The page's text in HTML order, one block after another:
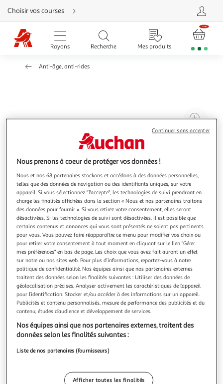
Aller
directement
au
contenu
Aller
directement
Aller
la
Choisir vos courses
Rayons Recherche Mes produits
Anti-âge, anti-rides
COSMIA MEN
Crème anti-âge jour et nuit
150ml
Vous voulez connaître le prix de ce produit ?
Afficher le prix
Nous prenons à coeur de protéger vos données !
Nous et nos 68 partenaires stockons et accédons à des données personnelles,
telles que des données de navigation ou des identifiants uniques, sur votre
appareil. Si vous sélectionnez "J'accepte", les technologies de suivi prendront en
charge les finalités affichées dans la section « Nous et nos partenaires traitons
des données pour fournir ». Si vous retirez votre consentement, elles seront
désactivées. Si les technologies de suivi sont désactivées, il est possible que
certains contenus et annonces qui vous sont présentés ne soient pas pertinents
pour vous. Vous pouvez faire réapparaître ce menu pour modifier vos choix ou
pour retirer votre consentement à tout moment en cliquant sur le lien "Gérer
mes préférences" en bas de page. Les choix que vous avez fait auront un effet
sur notre ou nos sites web. Pour plus d’informations, reportez-vous à notre
politique de confidentialité. Nos équipes ainsi que nos partenaires externes
traitent des données selon les finalités suivantes : Utiliser des données de
géolocalisation précises. Analyser activement les caractéristiques de l’appareil
pour l’identification. Stocker et/ou accéder à des informations sur un appareil.
Publicités et contenu personnalisés, mesure de performance des publicités et du
contenu, études d’audience et développement de services.
Nos équipes ainsi que nos partenaires externes, traitent des
données selon les finalités suivantes :
Liste de nos partenaires (fournisseurs)
Afficher toutes les finalités
Continuer sans accepter